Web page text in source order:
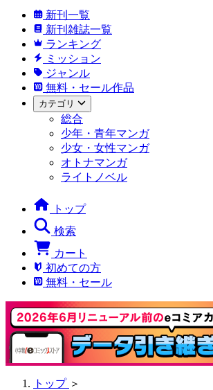
新刊一覧
新刊雑誌一覧
ランキング
ミッション
ジャンル
無料・セール作品
カテゴリ
総合
少年・青年マンガ
少女・女性マンガ
オトナマンガ
ライトノベル
トップ
検索
カート
初めての方
無料・セール
トップ ＞